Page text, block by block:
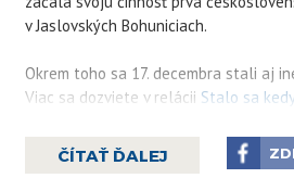
v Jaslovských Bohuniciach.
Okrem toho sa 17. decembra stali aj
Viac sa dozviete v relácii Stalo sa
ČÍTAŤ ĎALEJ